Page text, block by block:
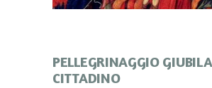
PELLEGRINAGGIO
CITTADINO